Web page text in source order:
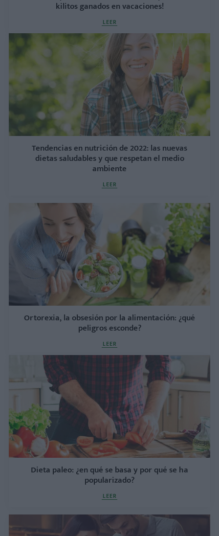
kilitos ganados en vacaciones!
LEER
Tendencias en nutrición de 2022: las nuevas
dietas saludables y que respetan el medio
ambiente
LEER
Ortorexia, la obsesión por la alimentación: ¿qué
peligros esconde?
LEER
Dieta paleo: ¿en qué se basa y por qué se ha
popularizado?
LEER